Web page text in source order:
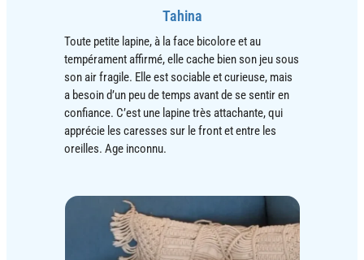
Tahina
Toute petite lapine, à la face bicolore et au
tempérament affirmé, elle cache bien son jeu sous
son air fragile. Elle est sociable et curieuse, mais
a besoin d’un peu de temps avant de se sentir en
confiance. C’est une lapine très attachante, qui
apprécie les caresses sur le front et entre les
oreilles. Age inconnu.